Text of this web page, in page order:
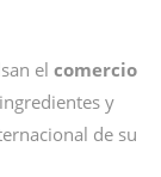
el comercio
y
de su